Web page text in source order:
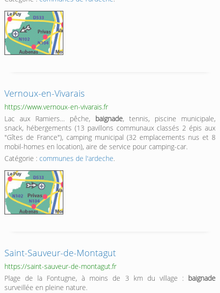
Vernoux-en-Vivarais
https://www.vernoux-en-vivarais.fr
Lac aux Ramiers… pêche, baignade, tennis, piscine municipale,
snack, hébergements (13 pavillons communaux classés 2 épis aux
"Gîtes de France"), camping municipal (32 emplacements nus et 8
mobil-homes en location), aire de service pour camping-car.
Catégorie : communes de l'ardeche.
Saint-Sauveur-de-Montagut
https://saint-sauveur-de-montagut.fr
Plage de la Fontugne, à moins de 3 km du village : baignade
surveillée en pleine nature.